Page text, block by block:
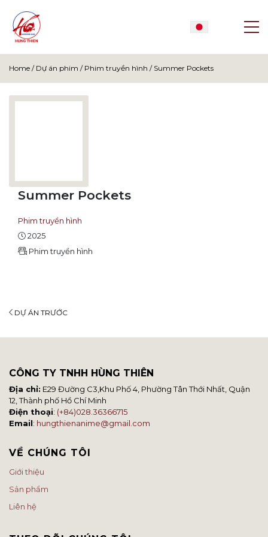
Home / Dự án phim / Phim truyền hình / Summer Pockets
Summer Pockets
Phim truyền hình
2025
Phim truyền hình
DỰ ÁN TRƯỚC
CÔNG TY TNHH HÙNG THIÊN
Địa chỉ: E29 Đường C3,Khu Phố 4, Phường Tân Thới Nhất, Quận
12, Thành phố Hồ Chí Minh
Điện thoại: (+84)028.36366715
Email: hungthienanime@gmail.com
VỀ CHÚNG TÔI
Giới thiệu
Sản phẩm
Liên hệ